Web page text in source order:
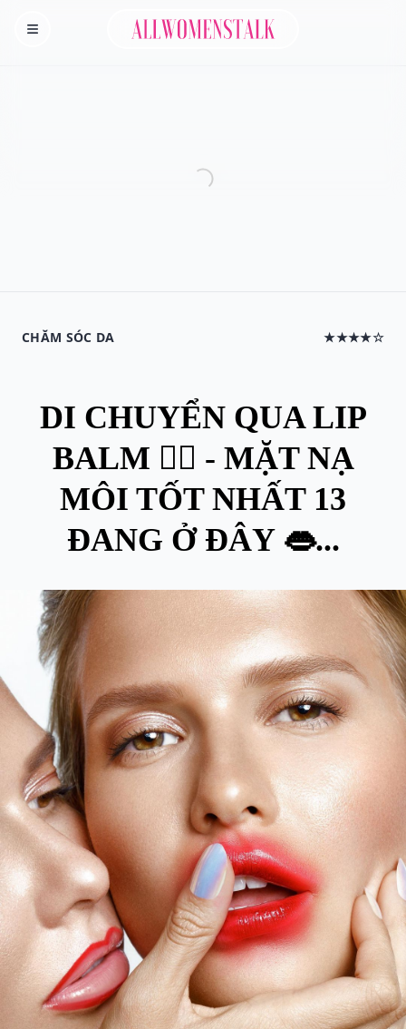
Homepage
Allwomenstalk
CHĂM SÓC DA ★★★★☆
DI CHUYỂN QUA LIP
BALM ✋🏼 - MẶT NẠ
MÔI TỐT NHẤT 13
ĐANG Ở ĐÂY 👄...